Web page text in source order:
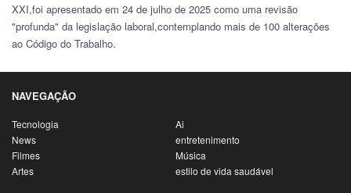
XXI,foi apresentado em 24 de julho de 2025 como uma revisão
"profunda" da legislação laboral,contemplando mais de 100 alterações
ao Código do Trabalho.
NAVEGAÇÃO
Tecnologia
Ai
News
entretenimento
Filmes
Música
Artes
estilo de vida saudável